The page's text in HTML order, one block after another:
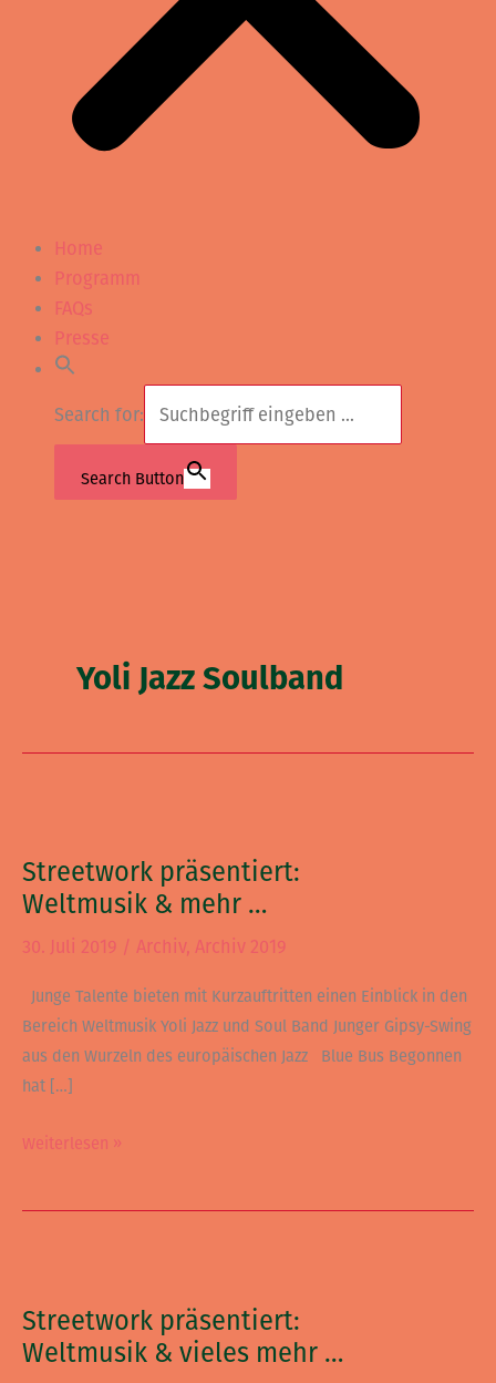
Home
Programm
FAQs
Presse
Search for:
Search Button
Yoli Jazz Soulband
Streetwork präsentiert:
Weltmusik & mehr …
30. Juli 2019 / Archiv, Archiv 2019
Junge Talente bieten mit Kurzauftritten einen Einblick in den
Bereich Weltmusik Yoli Jazz und Soul Band Junger Gipsy-Swing
aus den Wurzeln des europäischen Jazz Blue Bus Begonnen
hat […]
Weltmusik
&
Weiterlesen »
Streetwork präsentiert:
Weltmusik & vieles mehr …
Weltmusik
&